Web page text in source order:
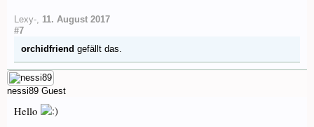
Lexy-, 11. August 2017
#7
orchidfriend gefällt das.
nessi89 Guest
Hello